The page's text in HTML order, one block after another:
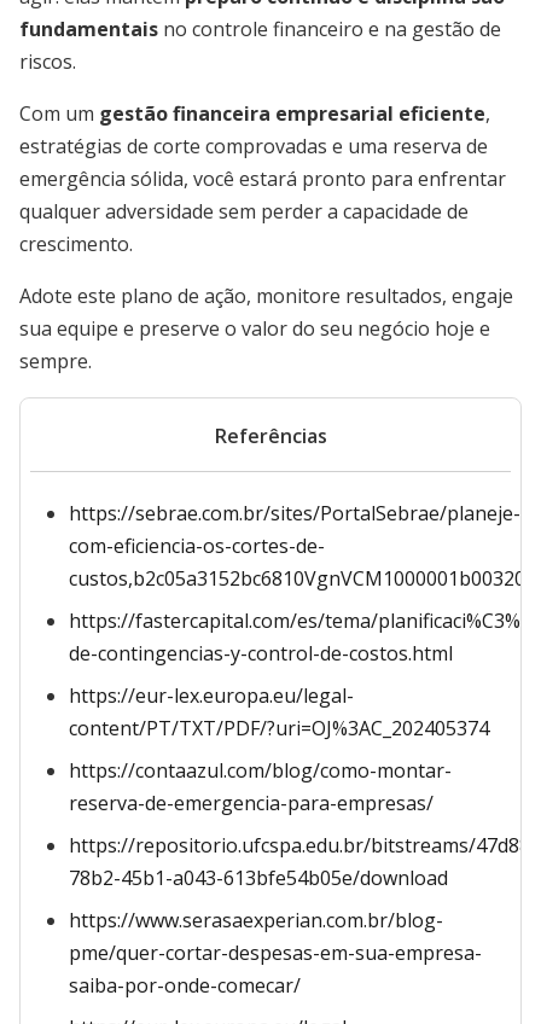
fundamentais no controle financeiro e na gestão de
riscos.
Com um gestão financeira empresarial eficiente,
estratégias de corte comprovadas e uma reserva de
emergência sólida, você estará pronto para enfrentar
qualquer adversidade sem perder a capacidade de
crescimento.
Adote este plano de ação, monitore resultados, engaje
sua equipe e preserve o valor do seu negócio hoje e
sempre.
Referências
https://sebrae.com.br/sites/PortalSebrae/planeje-
com-eficiencia-os-cortes-de-
https://fastercapital.com/es/tema/
de-contingencias-y-control-de-costos.html
https://eur-lex.europa.eu/legal-
content/PT/TXT/PDF/?uri=OJ%3AC_202405374
https://contaazul.com/blog/como-montar-
reserva-de-emergencia-para-empresas/
https://repositorio.ufcspa.edu.br/bitstreams/
78b2-45b1-a043-613bfe54b05e/download
https://www.serasaexperian.com.br/blog-
pme/quer-cortar-despesas-em-sua-empresa-
saiba-por-onde-comecar/